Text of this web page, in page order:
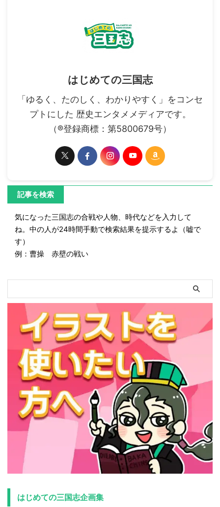
はじめての三国志
「ゆるく、たのしく、わかりやすく」をコンセ
プトにした 歴史エンタメメディアです。
（®登録商標：第5800679号）
記事を検索
気になった三国志の合戦や人物、時代などを入力して
ね。中の人が24時間手動で検索結果を提示するよ（嘘で
す）
例：曹操 赤壁の戦い
はじめての三国志企画集